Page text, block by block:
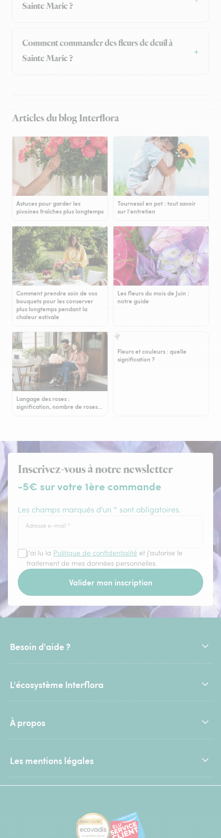
Sainte Marie ?
Comment commander des fleurs de deuil à
Sainte Marie ?
Articles du blog Interflora
Astuces pour garder les
pivoines fraîches plus longtemps
Tournesol en pot : tout savoir
sur l'entretien
Comment prendre soin de vos
bouquets pour les conserver
plus longtemps pendant la
chaleur estivale
Les fleurs du mois de Juin :
notre guide
Langage des roses :
signification, nombre de roses…
Fleurs et couleurs : quelle
signification ?
Inscrivez-vous à notre newsletter
-5€ sur votre 1ère commande
Les champs marqués d'un * sont obligatoires.
Adresse e-mail *
J'ai lu la Politique de confidentialité et j'autorise le
traitement de mes données personnelles.
Valider mon inscription
Besoin d'aide ?
L'écosystème Interflora
À propos
Les mentions légales